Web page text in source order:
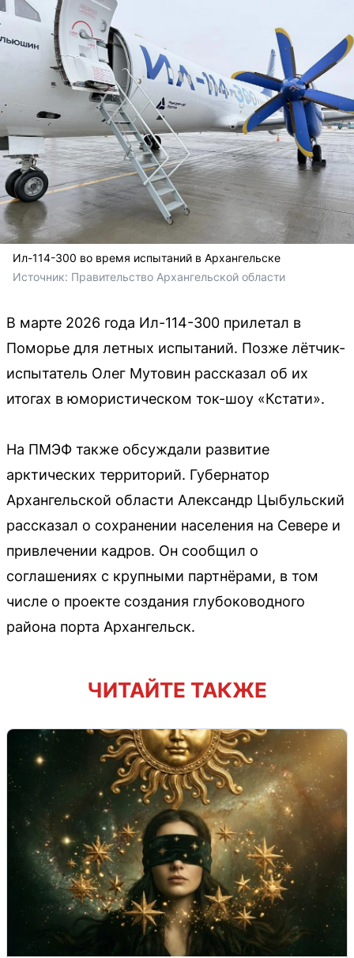
Ил-114-300 во время испытаний в Архангельске
Источник: Правительство Архангельской области
В марте 2026 года Ил-114-300 прилетал в
Поморье для летных испытаний. Позже лётчик-
испытатель Олег Мутовин рассказал об их
итогах в юмористическом ток-шоу «Кстати».
На ПМЭФ также обсуждали развитие
арктических территорий. Губернатор
Архангельской области Александр Цыбульский
рассказал о сохранении населения на Севере и
привлечении кадров. Он сообщил о
соглашениях с крупными партнёрами, в том
числе о проекте создания глубоководного
района порта Архангельск.
ЧИТАЙТЕ ТАКЖЕ